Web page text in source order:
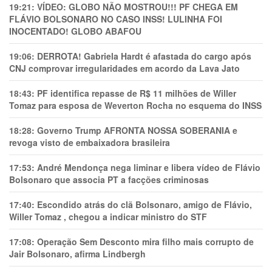
19:21: VÍDEO: GLOBO NÃO MOSTROU!!! PF CHEGA EM
FLÁVIO BOLSONARO NO CASO INSS! LULINHA FOI
INOCENTADO! GLOBO ABAFOU
19:06: DERROTA! Gabriela Hardt é afastada do cargo após
CNJ comprovar irregularidades em acordo da Lava Jato
18:43: PF identifica repasse de R$ 11 milhões de Willer
Tomaz para esposa de Weverton Rocha no esquema do INSS
18:28: Governo Trump AFRONTA NOSSA SOBERANIA e
revoga visto de embaixadora brasileira
17:53: André Mendonça nega liminar e libera vídeo de Flávio
Bolsonaro que associa PT a facções criminosas
17:40: Escondido atrás do clã Bolsonaro, amigo de Flávio,
Willer Tomaz , chegou a indicar ministro do STF
17:08: Operação Sem Desconto mira filho mais corrupto de
Jair Bolsonaro, afirma Lindbergh